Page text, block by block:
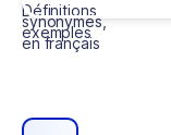
Définitions,
synonymes,
exemples
en français